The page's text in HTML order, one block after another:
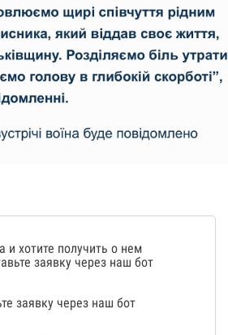
и хотите получить о нем
заявку через наш бот
заявку через наш бот